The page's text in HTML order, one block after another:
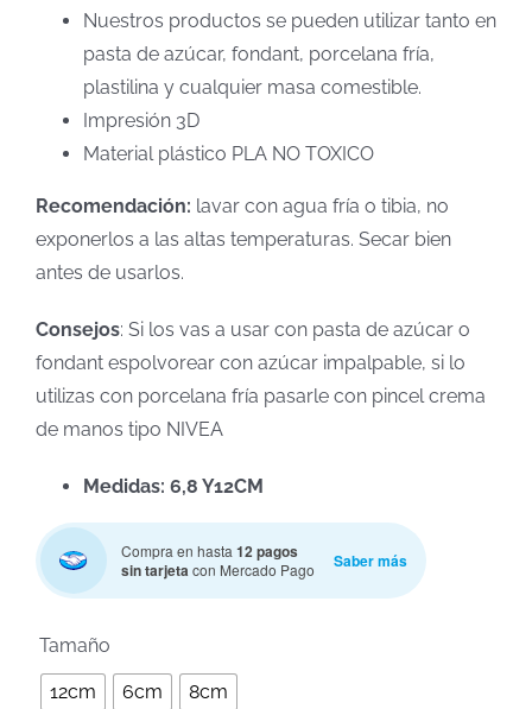
Nuestros productos se pueden utilizar tanto en
pasta de azúcar, fondant, porcelana fría,
plastilina y cualquier masa comestible.
Impresión 3D
Material plástico PLA NO TOXICO
Recomendación: lavar con agua fría o tibia, no
exponerlos a las altas temperaturas. Secar bien
antes de usarlos.
Consejos: Si los vas a usar con pasta de azúcar o
fondant espolvorear con azúcar impalpable, si lo
utilizas con porcelana fría pasarle con pincel crema
de manos tipo NIVEA
Medidas: 6,8 Y12CM
Compra en hasta 12 pagos
sin tarjetacon Mercado Pago Saber más
Tamaño
12cm 6cm 8cm